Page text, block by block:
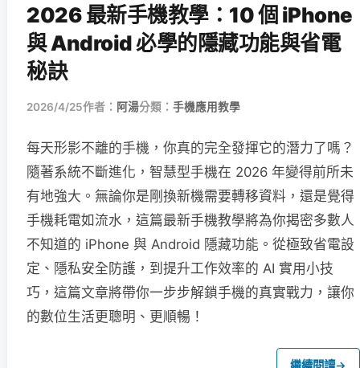
2026 最新手機教學：10 個 iPhone
與 Android 必學的隱藏功能與省電
秘訣
2026/4/25作者： 阿湯分類： 手機應用教學
每天形影不離的手機，你真的完全發揮它的潛力了嗎？
隨著系統不斷進化，智慧型手機在 2026 年變得前所未
有地強大。無論你是剛換新機需要轉移資料，還是覺得
手機耗電如流水，這篇最新手機教學將為你揭密多數人
不知道的 iPhone 與 Android 隱藏功能。從極致省電設
定、隱私安全防護，到提升工作效率的 AI 實用小技
巧，這篇文章將帶你一步步解鎖手機的真實戰力，讓你
的數位生活更聰明、更順暢！